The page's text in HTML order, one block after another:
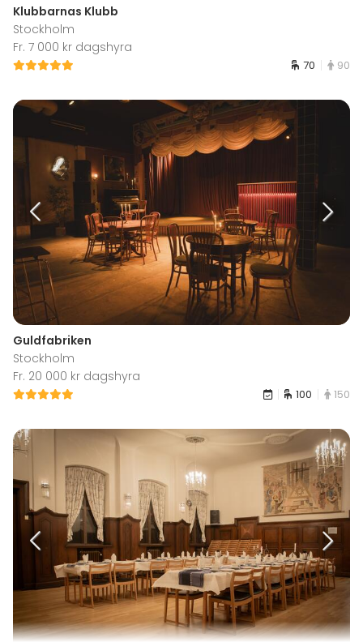
Klubbarnas Klubb
Stockholm
Fr. 7 000 kr dagshyra
70 90
Guldfabriken
Stockholm
Fr. 20 000 kr dagshyra
100 150